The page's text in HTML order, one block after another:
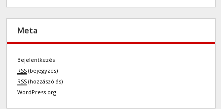
Meta
Bejelentkezés
RSS (bejegyzés)
RSS (hozzászólás)
WordPress.org